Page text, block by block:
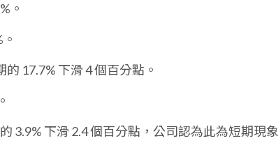
。
的 17.7% 下滑 4 個百分點。
3.9% 下滑 2.4 個百分點，公司認為此為短期現